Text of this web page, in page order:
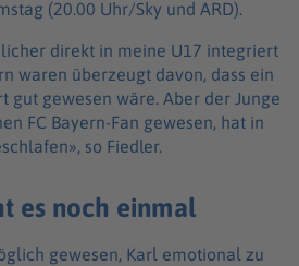
(20.00 Uhr/Sky und ARD).
direkt in meine U17 integriert
waren überzeugt davon, dass ein
gut gewesen wäre. Aber der Junge
FC Bayern-Fan gewesen, hat in
so Fiedler.
es noch einmal
gewesen, Karl emotional zu